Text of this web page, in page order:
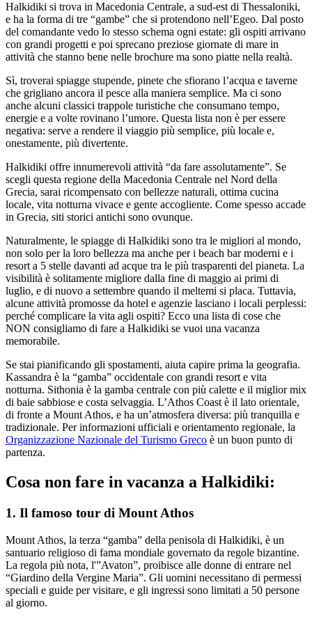
Halkidiki si trova in Macedonia Centrale, a sud-est di Thessaloniki,
e ha la forma di tre “gambe” che si protendono nell’Egeo. Dal posto
del comandante vedo lo stesso schema ogni estate: gli ospiti arrivano
con grandi progetti e poi sprecano preziose giornate di mare in
attività che stanno bene nelle brochure ma sono piatte nella realtà.
Sì, troverai spiagge stupende, pinete che sfiorano l’acqua e taverne
che grigliano ancora il pesce alla maniera semplice. Ma ci sono
anche alcuni classici trappole turistiche che consumano tempo,
energie e a volte rovinano l’umore. Questa lista non è per essere
negativa: serve a rendere il viaggio più semplice, più locale e,
onestamente, più divertente.
Halkidiki offre innumerevoli attività “da fare assolutamente”. Se
scegli questa regione della Macedonia Centrale nel Nord della
Grecia, sarai ricompensato con bellezze naturali, ottima cucina
locale, vita notturna vivace e gente accogliente. Come spesso accade
in Grecia, siti storici antichi sono ovunque.
Naturalmente, le spiagge di Halkidiki sono tra le migliori al mondo,
non solo per la loro bellezza ma anche per i beach bar moderni e i
resort a 5 stelle davanti ad acque tra le più trasparenti del pianeta. La
visibilità è solitamente migliore dalla fine di maggio ai primi di
luglio, e di nuovo a settembre quando il meltemi si placa. Tuttavia,
alcune attività promosse da hotel e agenzie lasciano i locali perplessi:
perché complicare la vita agli ospiti? Ecco una lista di cose che
NON consigliamo di fare a Halkidiki se vuoi una vacanza
memorabile.
Se stai pianificando gli spostamenti, aiuta capire prima la geografia.
Kassandra è la “gamba” occidentale con grandi resort e vita
notturna. Sithonia è la gamba centrale con più calette e il miglior mix
di baie sabbiose e costa selvaggia. L’Athos Coast è il lato orientale,
di fronte a Mount Athos, e ha un’atmosfera diversa: più tranquilla e
tradizionale. Per informazioni ufficiali e orientamento regionale, la
Organizzazione Nazionale del Turismo Greco è un buon punto di
partenza.
Cosa non fare in vacanza a Halkidiki:
1. Il famoso tour di Mount Athos
Mount Athos, la terza “gamba” della penisola di Halkidiki, è un
santuario religioso di fama mondiale governato da regole bizantine.
La regola più nota, l'”Avaton”, proibisce alle donne di entrare nel
“Giardino della Vergine Maria”. Gli uomini necessitano di permessi
speciali e guide per visitare, e gli ingressi sono limitati a 50 persone
al giorno.